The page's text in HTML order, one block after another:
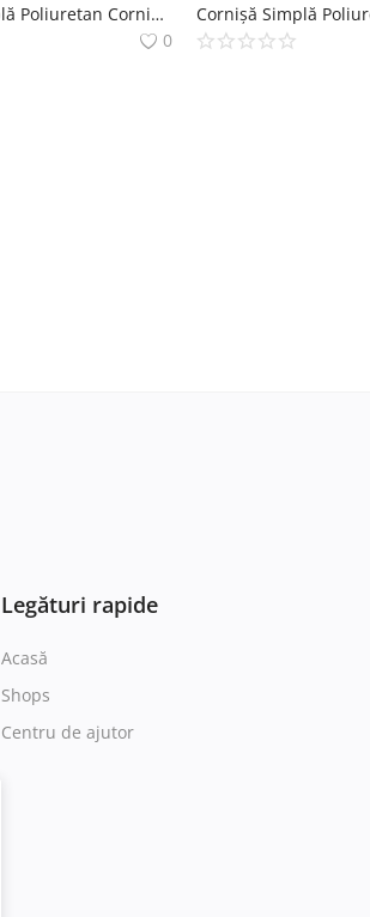
Cornișă Simplă Poliuretan Cornise Simple Decoratiuni Casa polure
0
Legături rapide
Acasă
Shops
Centru de ajutor